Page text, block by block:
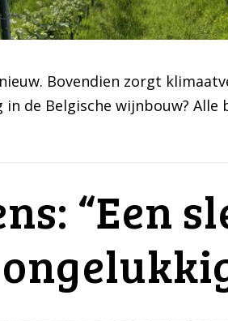
Bovendien zorgt
de Belgische wijnbouw? Alle
“Een